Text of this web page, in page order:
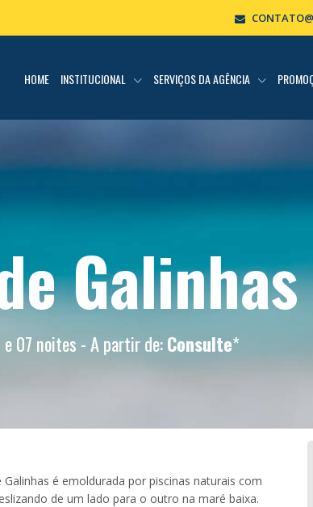
HOME INSTITUCIONAL SERVIÇOS DA AGÊNCIA
Galinhas
e 07 noites - A partir de:Consulte*
é emoldurada por piscinas naturais com
de um lado para o outro na maré baixa.